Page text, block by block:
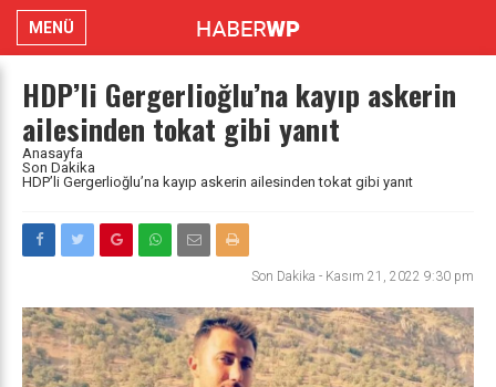
MENÜ
HDP’li Gergerlioğlu’na kayıp askerin
ailesinden tokat gibi yanıt
Anasayfa
Son Dakika
HDP’li Gergerlioğlu’na kayıp askerin ailesinden tokat gibi yanıt
Son Dakika - Kasım 21, 2022 9:30 pm